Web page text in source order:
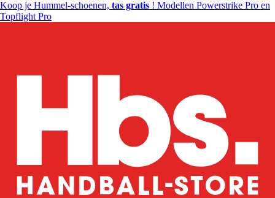
Koop je Hummel-schoenen, tas gratis ! Modellen Powerstrike Pro en
Topflight Pro